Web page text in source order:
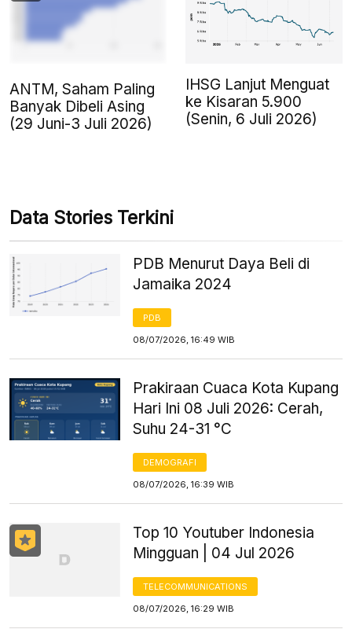
ANTM, Saham Paling
Banyak Dibeli Asing
(29 Juni-3 Juli 2026)
IHSG Lanjut Menguat
ke Kisaran 5.900
(Senin, 6 Juli 2026)
Data Stories Terkini
PDB Menurut Daya Beli di
Jamaika 2024
PDB
08/07/2026, 16:49 WIB
Prakiraan Cuaca Kota Kupang
Hari Ini 08 Juli 2026: Cerah,
Suhu 24-31 °C
DEMOGRAFI
08/07/2026, 16:39 WIB
Top 10 Youtuber Indonesia
Mingguan | 04 Jul 2026
TELECOMMUNICATIONS
08/07/2026, 16:29 WIB